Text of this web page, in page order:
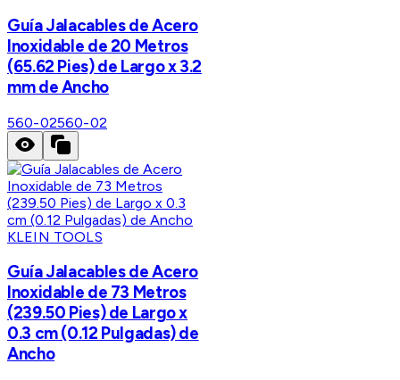
Guía Jalacables de Acero
Inoxidable de 20 Metros
(65.62 Pies) de Largo x 3.2
mm de Ancho
560-02560-02
KLEIN TOOLS
Guía Jalacables de Acero
Inoxidable de 73 Metros
(239.50 Pies) de Largo x
0.3 cm (0.12 Pulgadas) de
Ancho